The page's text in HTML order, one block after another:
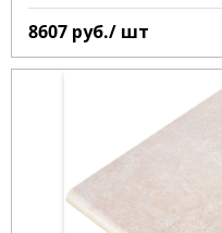
8607 руб./ шт